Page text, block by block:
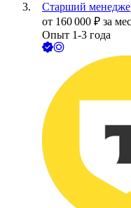
Старший
от 160 000 ₽ за
Опыт 1-3 года